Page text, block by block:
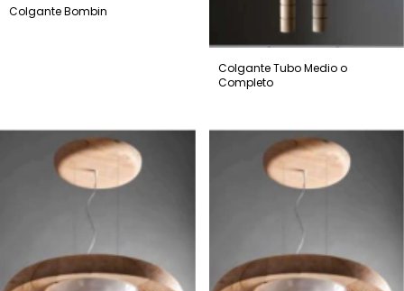
Colgante Bombin
Colgante Tubo Medio o
Completo